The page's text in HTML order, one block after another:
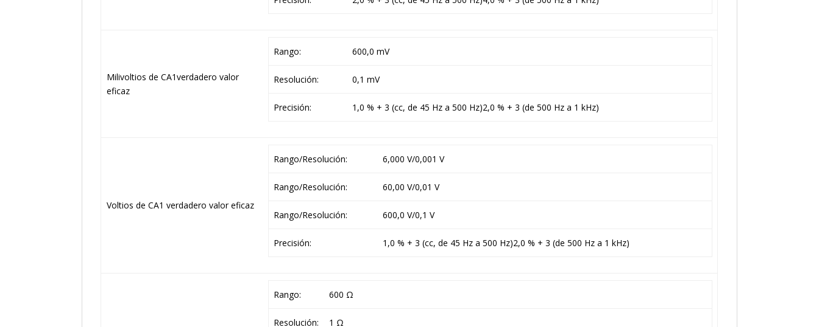
Milivoltios de CA1verdadero valor
eficaz
Rango: 600,0 mV
Resolución: 0,1 mV
Precisión: 1,0 % + 3 (cc, de 45 Hz a 500 Hz)2,0 % + 3 (de 500 Hz a 1 kHz)
Voltios de CA1 verdadero valor eficaz
Rango/Resolución: 6,000 V/0,001 V
Rango/Resolución: 60,00 V/0,01 V
Rango/Resolución: 600,0 V/0,1 V
Precisión: 1,0 % + 3 (cc, de 45 Hz a 500 Hz)2,0 % + 3 (de 500 Hz a 1 kHz)
Rango: 600 Ω
Resolución: 1 Ω